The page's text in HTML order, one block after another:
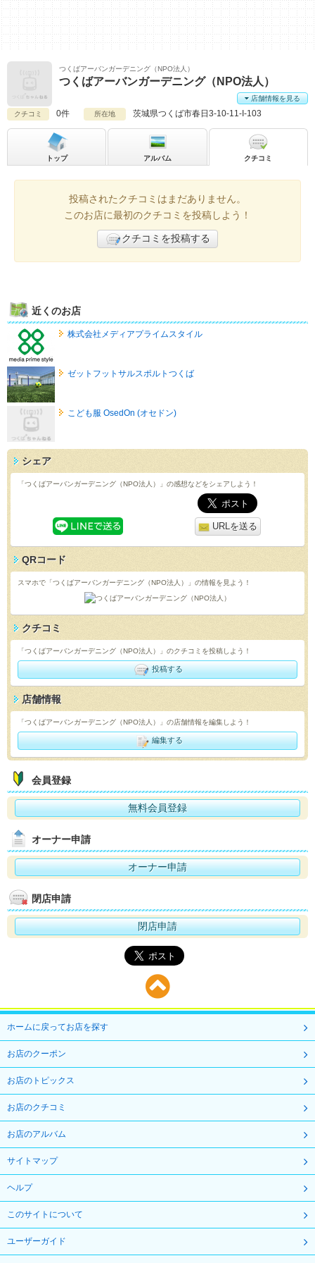
つくばアーバンガーデニング（NPO法人）
つくばアーバンガーデニング（NPO法人）
クチコミ 0件 所在地 茨城県つくば市春日3-10-11-I-103
店舗情報を見る
トップ アルバム クチコミ
投稿されたクチコミはまだありません。
このお店に最初のクチコミを投稿しよう！
クチコミを投稿する
近くのお店
株式会社メディアプライムスタイル
ゼットフットサルスポルトつくば
こども服 OsedOn (オセドン)
シェア
「つくばアーバンガーデニング（NPO法人）」の感想などをシェアしよう！
URLを送る
QRコード
スマホで「つくばアーバンガーデニング（NPO法人）」の情報を見よう！
クチコミ
「つくばアーバンガーデニング（NPO法人）」のクチコミを投稿しよう！
投稿する
店舗情報
「つくばアーバンガーデニング（NPO法人）」の店舗情報を編集しよう！
編集する
会員登録
無料会員登録
オーナー申請
オーナー申請
閉店申請
閉店申請
ホームに戻ってお店を探す
お店のクーポン
お店のトピックス
お店のクチコミ
お店のアルバム
サイトマップ
ヘルプ
このサイトについて
ユーザーガイド